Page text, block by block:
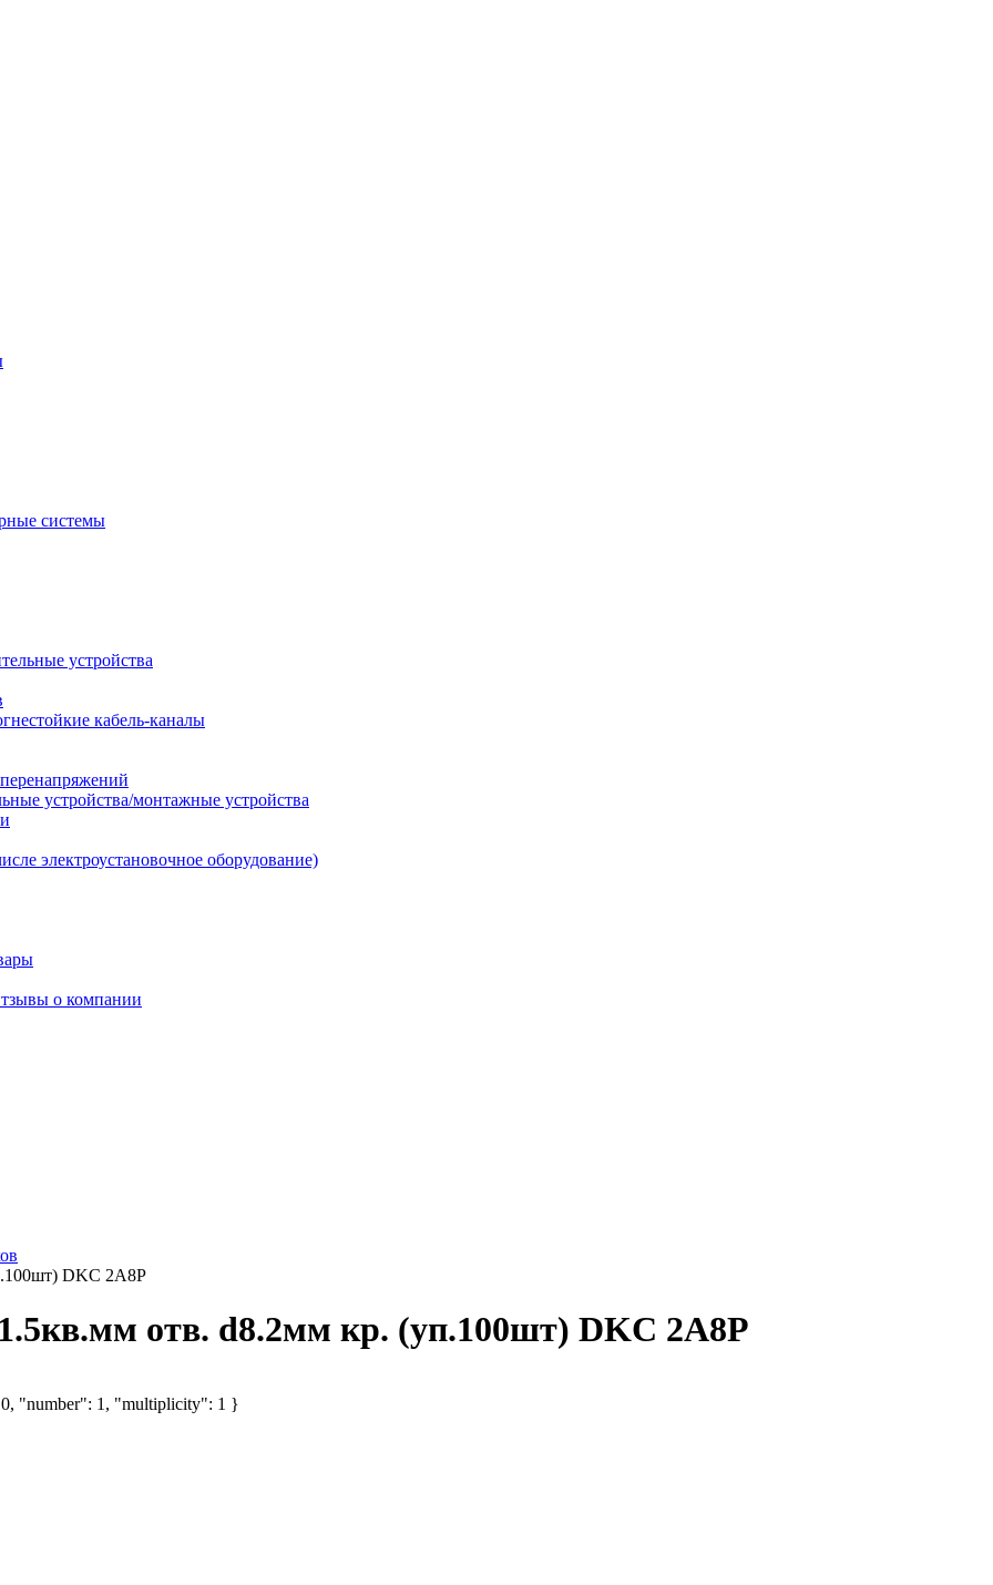
системы
устройства
кабель-каналы
устройства/монтажные устройства
электроустановочное оборудование)
о компании
DKC 2A8P
отв. d8.2мм кр. (уп.100шт) DKC 2A8P
"number": 1, "multiplicity": 1 }